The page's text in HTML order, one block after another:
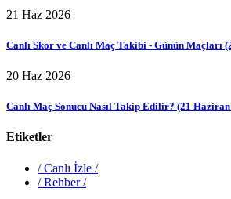
21 Haz 2026
Canlı Skor ve Canlı Maç Takibi - Günün Maçları
20 Haz 2026
Canlı Maç Sonucu Nasıl Takip Edilir? (21
Etiketler
/Canlı İzle /
/Rehber/